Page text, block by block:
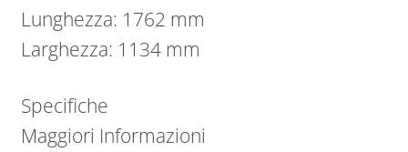
Lunghezza: 1762 mm
Larghezza: 1134 mm
Specifiche
Maggiori Informazioni